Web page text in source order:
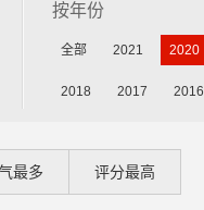
按年份
全部 2021 2020
2018 2017 2016
最多 评分最高